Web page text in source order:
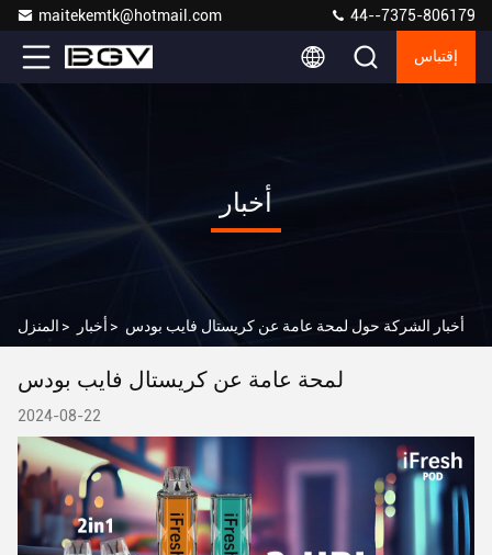
maitekemtk@hotmail.com 44--7375-806179
إقتباس
أخبار
المنزل > أخبار > أخبار الشركة حول لمحة عامة عن كريستال فايب بودس
لمحة عامة عن كريستال فايب بودس
2024-08-22